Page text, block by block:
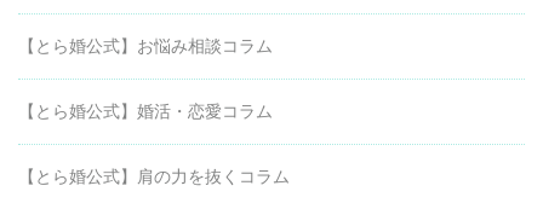
【とら婚公式】お悩み相談コラム
【とら婚公式】婚活・恋愛コラム
【とら婚公式】肩の力を抜くコラム